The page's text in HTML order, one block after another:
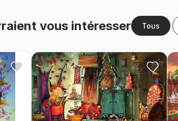
vous intéresser Tous